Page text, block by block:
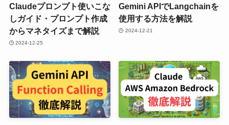
Claudeプロンプト使いこな
しガイド・プロンプト作成
からマネタイズまで解説
2024-12-25
Gemini APIでLangchainを
使用する方法を解説
2024-12-21